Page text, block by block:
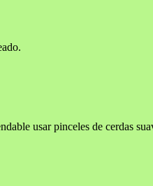
usar pinceles de cerdas